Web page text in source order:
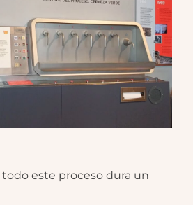
todo este proceso dura un